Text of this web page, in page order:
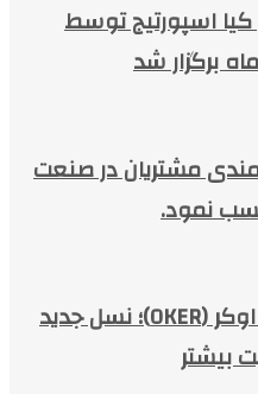
اسپورتیج توسط
برگزار شد
مشتریان در صنعت
نمود.
معرفی کرکره فولادی اوکر (OKER)؛ نسل جدید
بیشتر